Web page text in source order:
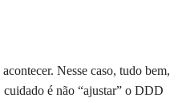
Nesse caso, tudo bem,
cuidado é não “ajustar” o DDD